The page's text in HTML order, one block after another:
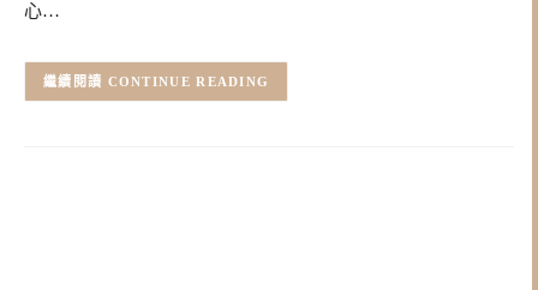
心…
CONTINUE READING